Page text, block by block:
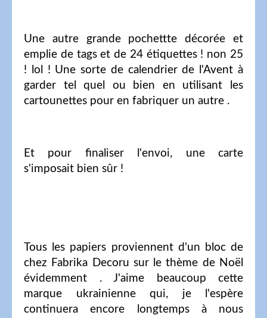
Une autre grande pochettte décorée et
emplie de tags et de 24 étiquettes ! non 25
! lol ! Une sorte de calendrier de l'Avent à
garder tel quel ou bien en utilisant les
cartounettes pour en fabriquer un autre .
Et pour finaliser l'envoi, une carte
s'imposait bien sûr !
Tous les papiers proviennent d'un bloc de
chez Fabrika Decoru sur le thème de Noël
évidemment . J'aime beaucoup cette
marque ukrainienne qui, je l'espère
continuera encore longtemps à nous